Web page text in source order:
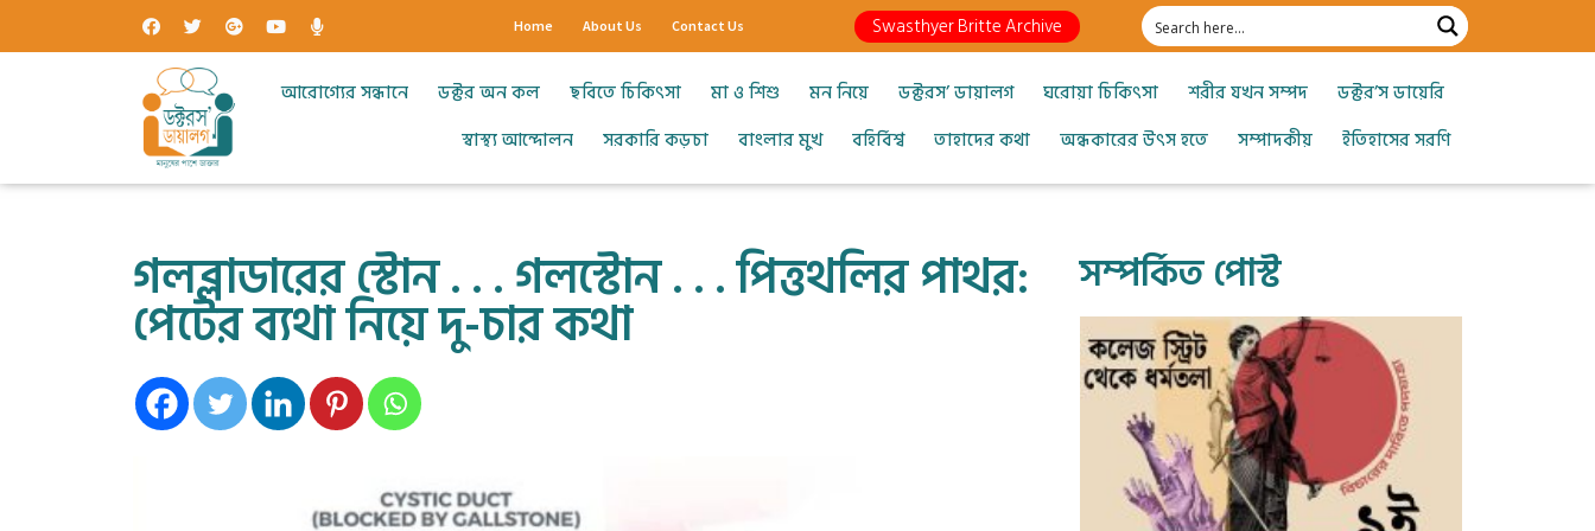
Home About Us Contact Us Swasthyer Britte Archive
আরোগ্যের সন্ধানে ডক্টর অন কল ছবিতে চিকিৎসা মা ও শিশু মন নিয়ে ডক্টরস’ ডায়ালগ ঘরোয়া চিকিৎসা শরীর যখন সম্পদ
ডক্টর’স ডায়েরি
স্বাস্থ্য আন্দোলন
সরকারি কড়চা বাংলার মুখ বহির্বিশ্ব তাহাদের কথা অন্ধকারের উৎস হতে সম্পাদকীয় ইতিহাসের সরণি
গলব্লাডারের স্টোন . . . গলস্টোন . . . পিত্তথলির পাথর:
পেটের ব্যথা নিয়ে দু-চার কথা
সম্পর্কিত পোস্ট